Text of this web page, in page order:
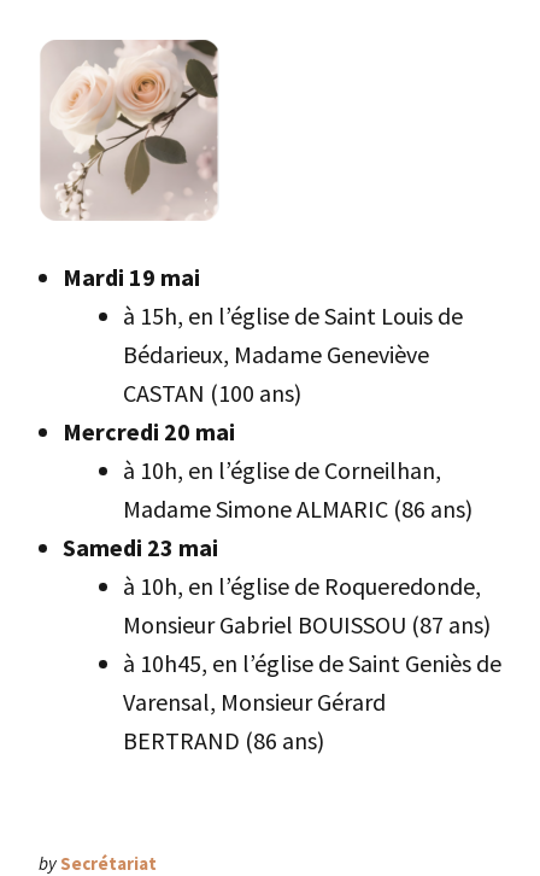
Mardi 19 mai
à 15h, en l’église de Saint Louis de
Bédarieux, Madame Geneviève
CASTAN (100 ans)
Mercredi 20 mai
à 10h, en l’église de Corneilhan,
Madame Simone ALMARIC (86 ans)
Samedi 23 mai
à 10h, en l’église de Roqueredonde,
Monsieur Gabriel BOUISSOU (87 ans)
à 10h45, en l’église de Saint Geniès de
Varensal, Monsieur Gérard
BERTRAND (86 ans)
bySecrétariat